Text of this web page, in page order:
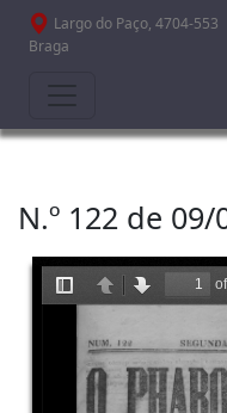
Passar para o conteúdo
Largo do Paço, 4704-553
Braga
N.º 122 de 09/